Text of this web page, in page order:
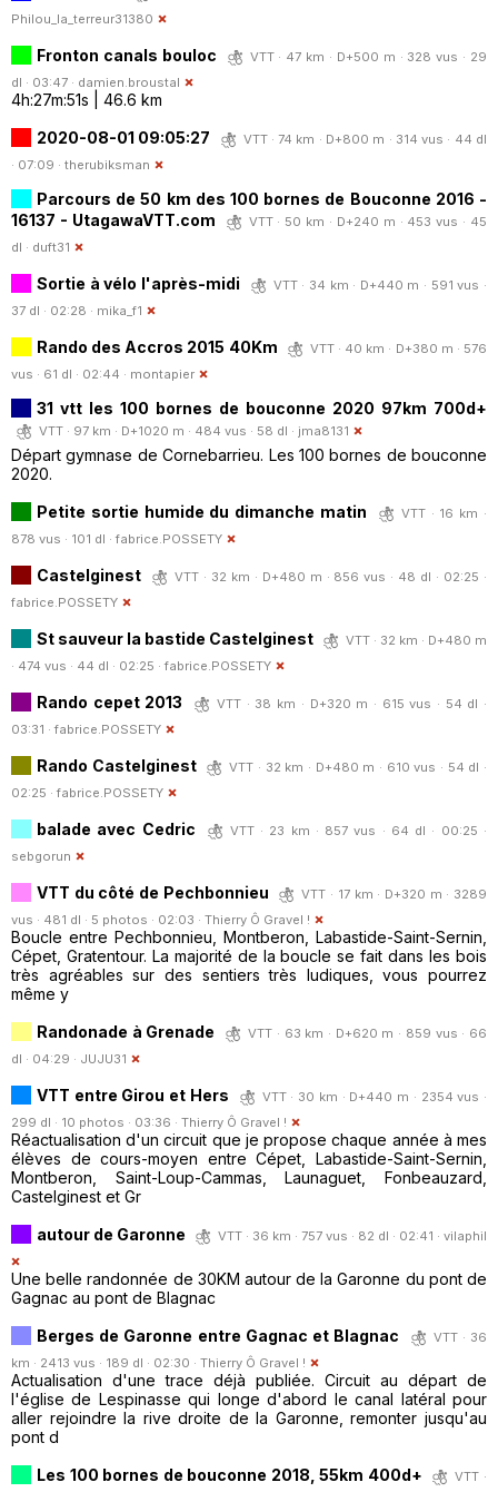
Philou_la_terreur31380
Fronton canals bouloc
VTT · 47 km · D+500 m · 328 vus · 29
dl · 03:47 · damien.broustal
4h:27m:51s | 46.6 km
2020-08-01 09:05:27
VTT · 74 km · D+800 m · 314 vus · 44 dl
· 07:09 · therubiksman
Parcours de 50 km des 100 bornes de Bouconne 2016 -
16137 - UtagawaVTT.com
VTT · 50 km · D+240 m · 453 vus · 45
dl · duft31
Sortie à vélo l'après-midi
VTT · 34 km · D+440 m · 591 vus ·
37 dl · 02:28 · mika_f1
Rando des Accros 2015 40Km
VTT · 40 km · D+380 m · 576
vus · 61 dl · 02:44 · montapier
31 vtt les 100 bornes de bouconne 2020 97km 700d+
VTT · 97 km · D+1020 m · 484 vus · 58 dl · jma8131
Départ gymnase de Cornebarrieu. Les 100 bornes de bouconne
2020.
Petite sortie humide du dimanche matin
VTT · 16 km ·
878 vus · 101 dl · fabrice.POSSETY
Castelginest
VTT · 32 km · D+480 m · 856 vus · 48 dl · 02:25 ·
fabrice.POSSETY
St sauveur la bastide Castelginest
VTT · 32 km · D+480 m
· 474 vus · 44 dl · 02:25 · fabrice.POSSETY
Rando cepet 2013
VTT · 38 km · D+320 m · 615 vus · 54 dl ·
03:31 · fabrice.POSSETY
Rando Castelginest
VTT · 32 km · D+480 m · 610 vus · 54 dl ·
02:25 · fabrice.POSSETY
balade avec Cedric
VTT · 23 km · 857 vus · 64 dl · 00:25 ·
sebgorun
VTT du côté de Pechbonnieu
VTT · 17 km · D+320 m · 3289
vus · 481 dl · 5 photos · 02:03 · Thierry Ô Gravel !
Boucle entre Pechbonnieu, Montberon, Labastide-Saint-Sernin,
Cépet, Gratentour. La majorité de la boucle se fait dans les bois
très agréables sur des sentiers très ludiques, vous pourrez
même y
Randonade à Grenade
VTT · 63 km · D+620 m · 859 vus · 66
dl · 04:29 · JUJU31
VTT entre Girou et Hers
VTT · 30 km · D+440 m · 2354 vus ·
299 dl · 10 photos · 03:36 · Thierry Ô Gravel !
Réactualisation d'un circuit que je propose chaque année à mes
élèves de cours-moyen entre Cépet, Labastide-Saint-Sernin,
Montberon, Saint-Loup-Cammas, Launaguet, Fonbeauzard,
Castelginest et Gr
autour de Garonne
VTT · 36 km · 757 vus · 82 dl · 02:41 · vilaphil
Une belle randonnée de 30KM autour de la Garonne du pont de
Gagnac au pont de Blagnac
Berges de Garonne entre Gagnac et Blagnac
VTT · 36
km · 2413 vus · 189 dl · 02:30 · Thierry Ô Gravel !
Actualisation d'une trace déjà publiée. Circuit au départ de
l'église de Lespinasse qui longe d'abord le canal latéral pour
aller rejoindre la rive droite de la Garonne, remonter jusqu'au
pont d
Les 100 bornes de bouconne 2018, 55km 400d+
VTT ·